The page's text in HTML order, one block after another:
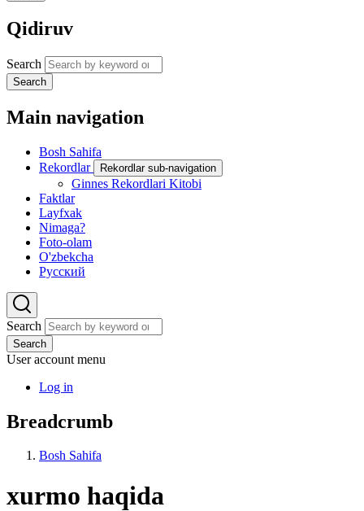
Qidiruv
Search
Search
Main navigation
Bosh Sahifa
Rekordlar
Rekordlar sub-navigation
Ginnes Rekordlari Kitobi
Faktlar
Layfxak
Nimaga?
Foto-olam
O'zbekcha
Русский
Search
Search
User account menu
Log in
Breadcrumb
Bosh Sahifa
xurmo haqida